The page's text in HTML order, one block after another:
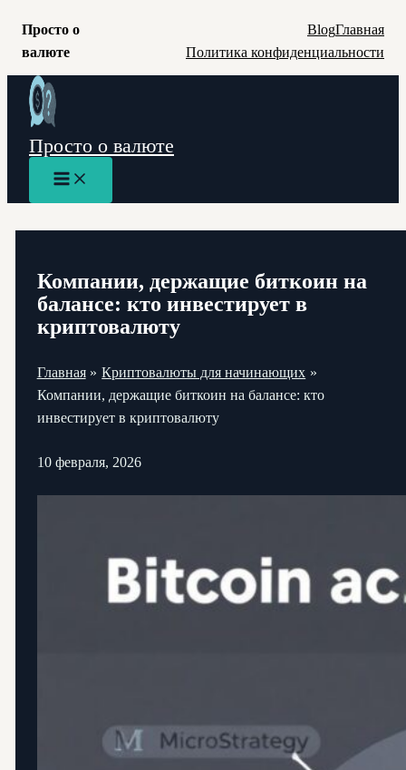
Просто о
валюте
BlogГлавная
Политика конфиденциальности
Перейти
содержимому
Просто о валюте
Main
Menu
Компании, держащие биткоин на
балансе: кто инвестирует в
криптовалюту
Главная
Криптовалюты для начинающих
Компании, держащие биткоин на балансе: кто
инвестирует в криптовалюту
10 февраля, 2026